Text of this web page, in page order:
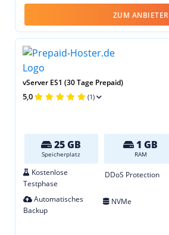
ZUM ANBIETER
vServer ES1 (30 Tage Prepaid)
5,0 (1)
25 GB
Speicherplatz
1 GB
RAM
Kostenlose
Testphase
DDoS Protection
Automatisches
Backup
NVMe